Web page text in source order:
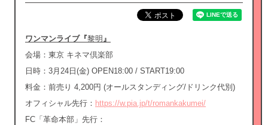
ワンマンライブ『黎明 』
会場：東京 キネマ倶楽部
日時：3月24日(金) OPEN18:00 / START19:00
料金：前売り 4,200円 (オールスタンディング/ドリンク代別)
オフィシャル先行： https://w.pia.jp/t/romankakumei/
FC「革命本部」先行：